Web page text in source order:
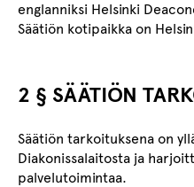
englanniksi Helsinki
Säätiön kotipaikka on
2 § SÄÄTIÖN
Säätiön tarkoituksena on
Diakonissalaitosta ja
palvelutoimintaa.